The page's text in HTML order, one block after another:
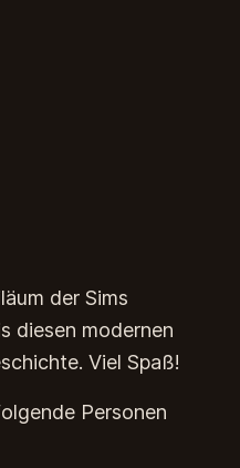
der Sims
diesen modernen
Viel Spaß!
Personen